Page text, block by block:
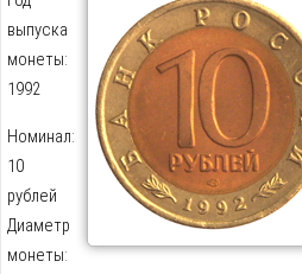
выпуска
монеты:
1992
Номинал:
10
рублей
Диаметр
монеты: